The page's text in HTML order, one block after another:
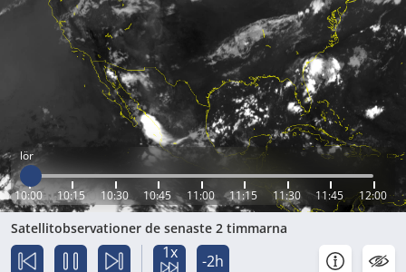
lör
10:00 10:15 10:30 10:45 11:00 11:15 11:30 11:45 12:00
Satellitobservationer de senaste 2 timmarna
1x -2h